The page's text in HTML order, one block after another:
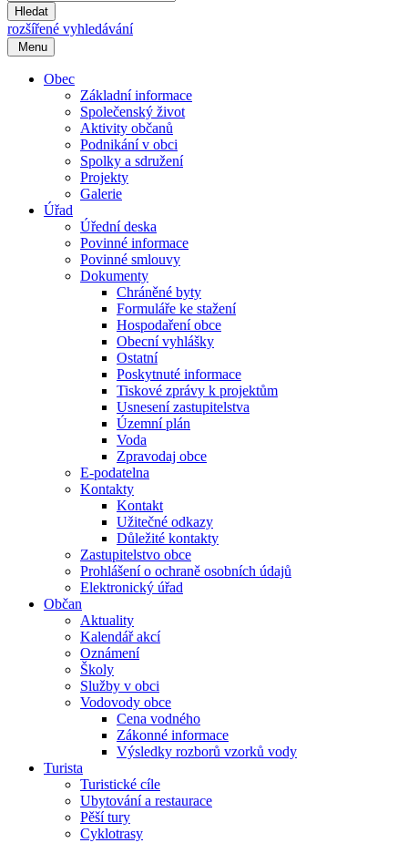
Hledat
rozšířené vyhledávání
Menu
Obec
Základní informace
Společenský život
Aktivity občanů
Podnikání v obci
Spolky a sdružení
Projekty
Galerie
Úřad
Úřední deska
Povinné informace
Povinné smlouvy
Dokumenty
Chráněné byty
Formuláře ke stažení
Hospodaření obce
Obecní vyhlášky
Ostatní
Poskytnuté informace
Tiskové zprávy k projektům
Usnesení zastupitelstva
Územní plán
Voda
Zpravodaj obce
E-podatelna
Kontakty
Kontakt
Užitečné odkazy
Důležité kontakty
Zastupitelstvo obce
Prohlášení o ochraně osobních údajů
Elektronický úřad
Občan
Aktuality
Kalendář akcí
Oznámení
Školy
Služby v obci
Vodovody obce
Cena vodného
Zákonné informace
Výsledky rozborů vzorků vody
Turista
Turistické cíle
Ubytování a restaurace
Pěší tury
Cyklotrasy